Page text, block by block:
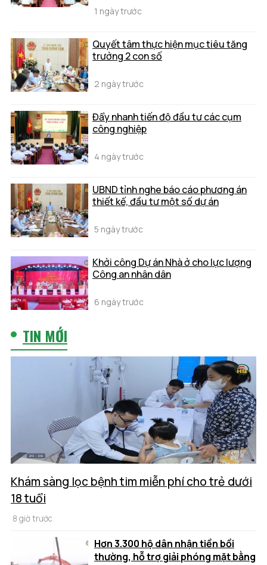
1 ngày trước
Quyết tâm thực hiện mục tiêu tăng
trưởng 2 con số
2 ngày trước
Đẩy nhanh tiến độ đầu tư các cụm
công nghiệp
4 ngày trước
UBND tỉnh nghe báo cáo phương án
thiết kế, đầu tư một số dự án
5 ngày trước
Khởi công Dự án Nhà ở cho lực lượng
Công an nhân dân
6 ngày trước
TIN MỚI
Khám sàng lọc bệnh tim miễn phí cho trẻ dưới
18 tuổi
8 giờ trước
Hơn 3.300 hộ dân nhận tiền bồi
thường, hỗ trợ giải phóng mặt bằng